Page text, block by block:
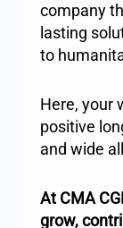
company
lasting
to
Here, your
positive
and wide
At CMA
grow,